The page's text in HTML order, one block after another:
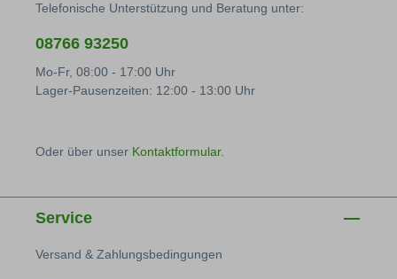
Telefonische Unterstützung und Beratung unter:
08766 93250
Mo-Fr, 08:00 - 17:00 Uhr
Lager-Pausenzeiten: 12:00 - 13:00 Uhr
Oder über unser Kontaktformular.
Service
Versand & Zahlungsbedingungen